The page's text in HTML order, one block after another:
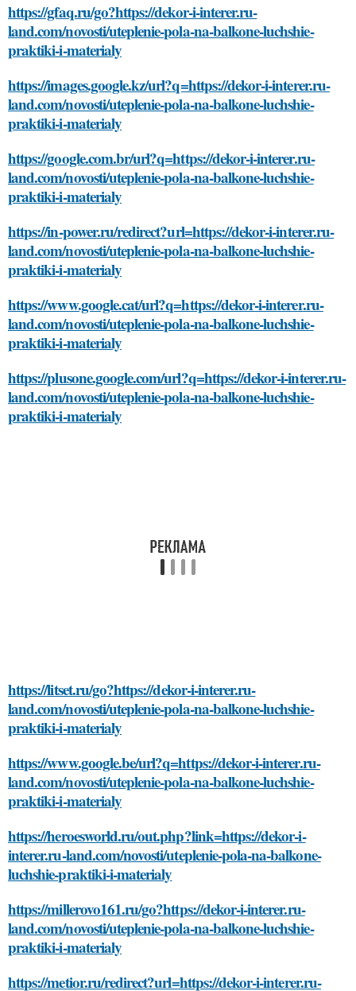
https://gfaq.ru/go?https://dekor-i-interer.ru-
land.com/novosti/uteplenie-pola-na-balkone-luchshie-
praktiki-i-materialy
https://images.google.kz/url?q=https://dekor-i-interer.ru-
land.com/novosti/uteplenie-pola-na-balkone-luchshie-
praktiki-i-materialy
https://google.com.br/url?q=https://dekor-i-interer.ru-
land.com/novosti/uteplenie-pola-na-balkone-luchshie-
praktiki-i-materialy
https://in-power.ru/redirect?url=https://dekor-i-interer.ru-
land.com/novosti/uteplenie-pola-na-balkone-luchshie-
praktiki-i-materialy
https://www.google.cat/url?q=https://dekor-i-interer.ru-
land.com/novosti/uteplenie-pola-na-balkone-luchshie-
praktiki-i-materialy
https://plusone.google.com/url?q=https://dekor-i-interer.ru-
land.com/novosti/uteplenie-pola-na-balkone-luchshie-
praktiki-i-materialy
https://litset.ru/go?https://dekor-i-interer.ru-
land.com/novosti/uteplenie-pola-na-balkone-luchshie-
praktiki-i-materialy
https://www.google.be/url?q=https://dekor-i-interer.ru-
land.com/novosti/uteplenie-pola-na-balkone-luchshie-
praktiki-i-materialy
https://heroesworld.ru/out.php?link=https://dekor-i-
interer.ru-land.com/novosti/uteplenie-pola-na-balkone-
luchshie-praktiki-i-materialy
https://millerovo161.ru/go?https://dekor-i-interer.ru-
land.com/novosti/uteplenie-pola-na-balkone-luchshie-
praktiki-i-materialy
https://metior.ru/redirect?url=https://dekor-i-interer.ru-